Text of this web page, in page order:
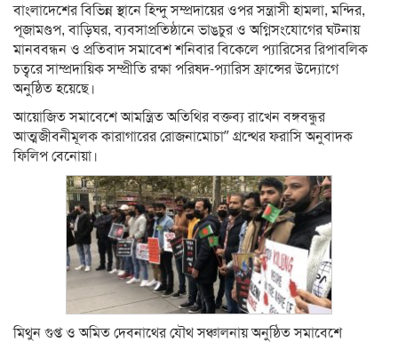
বাংলাদেশের বিভিন্ন স্থানে হিন্দু সম্প্রদায়ের ওপর সন্ত্রাসী হামলা, মন্দির,
পূজামণ্ডপ, বাড়িঘর, ব্যবসাপ্রতিষ্ঠানে ভাঙচুর ও অগ্নিসংযোগের ঘটনায়
মানববন্ধন ও প্রতিবাদ সমাবেশ শনিবার বিকেলে প্যারিসের রিপাবলিক
চত্বরে সাম্প্রদায়িক সম্প্রীতি রক্ষা পরিষদ-প্যারিস ফ্রান্সের উদ্যোগে
অনুষ্ঠিত হয়েছে।
আয়োজিত সমাবেশে আমন্ত্রিত অতিথির বক্তব্য রাখেন বঙ্গবন্ধুর
আত্মজীবনীমূলক কারাগারের রোজনামোচা” গ্রন্থের ফরাসি অনুবাদক
ফিলিপ বেনোয়া।
মিথুন গুপ্ত ও অমিত দেবনাথের যৌথ সঞ্চালনায় অনুষ্ঠিত সমাবেশে